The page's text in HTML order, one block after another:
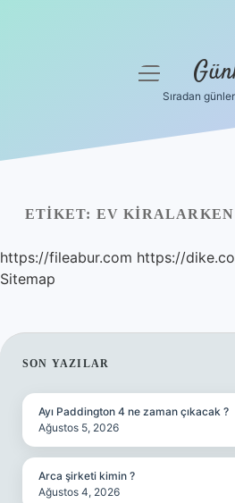
Yasal Uyarı
Hakkımızda
menüyü
Sıradan
ETIKET: EV
https://fileabur.com https://
Sitemap
SIDEBAR
SON YAZILAR
Ayı Paddington 4 ne zaman çıkacak ?
Ağustos 5, 2026
Arca şirketi kimin ?
Ağustos 4, 2026